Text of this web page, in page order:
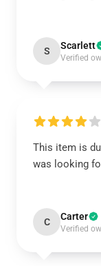
S Scarlett
Verified
This item is
was looking
C Carter
Verified